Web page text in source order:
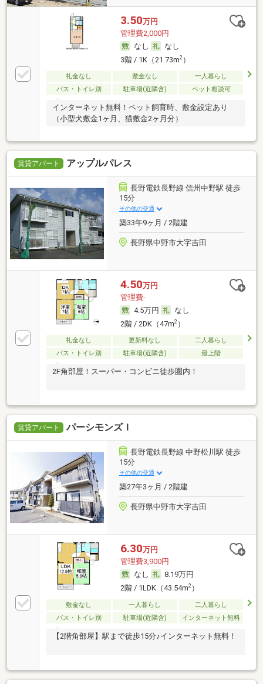
3.50万円
管理費2,000円
なし
なし
3階 / 1K（21.73m2）
礼金なし 敷金なし
一人暮らし
バス・トイレ別
駐車場(近隣含) ペット相談可
インターネット無料！ペット飼育時、敷金設定あり
（小型犬敷金1ヶ月、猫敷金2ヶ月分）
賃貸アパート アップルパレス
長野電鉄長野線 信州中野駅 徒歩
15分
その他の交通
築33年9ヶ月 / 2階建
長野県中野市大字吉田
4.50万円
管理費-
4.5万円
なし
2階 / 2DK（47m2）
礼金なし 更新料なし
二人暮らし
バス・トイレ別
駐車場(近隣含) 最上階
2F角部屋！スーパー・コンビニ徒歩圏内！
賃貸アパート パーシモンズＩ
長野電鉄長野線 中野松川駅 徒歩
15分
その他の交通
築27年3ヶ月 / 2階建
長野県中野市大字吉田
6.30万円
管理費3,900円
なし
8.19万円
2階 / 1LDK（43.54m2）
敷金なし 一人暮らし
二人暮らし
バス・トイレ別
駐車場(近隣含) インターネット無料
【2階角部屋】駅まで徒歩15分♪インターネット無料！